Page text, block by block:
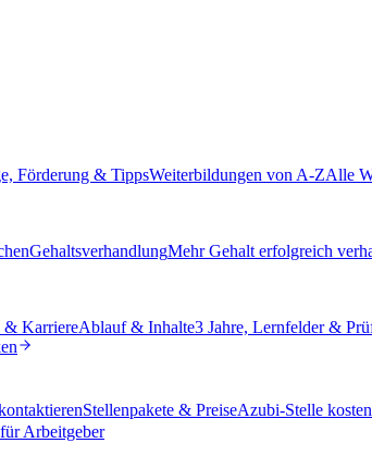
Förderung & TippsWeiterbildungen von A-ZAlle
GehaltsverhandlungMehr Gehalt erfolgreich
& KarriereAblauf & Inhalte3 Jahre, Lernfelder &
Stellenpakete & PreiseAzubi-Stelle
Arbeitgeber